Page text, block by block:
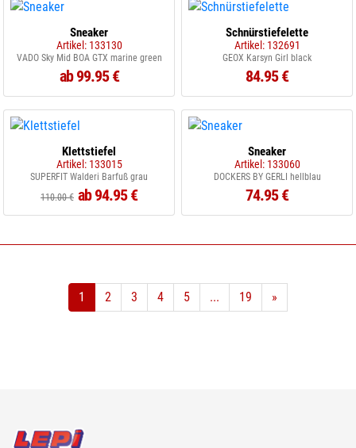
Sneaker
Artikel: 133130
VADO Sky Mid BOA GTX marine green
ab 99.95 €
Schnürstiefelette
Artikel: 132691
GEOX Karsyn Girl black
84.95 €
Klettstiefel
Artikel: 133015
SUPERFIT Walderi Barfuß grau
110.00 € ab 94.95 €
Sneaker
Artikel: 133060
DOCKERS BY GERLI hellblau
74.95 €
1 2 3 4 5 ... 19 »